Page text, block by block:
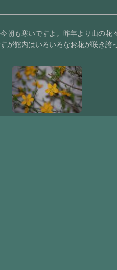
朝も寒いですよ。昨年より山の花
が館内はいろいろなお花が咲き誇